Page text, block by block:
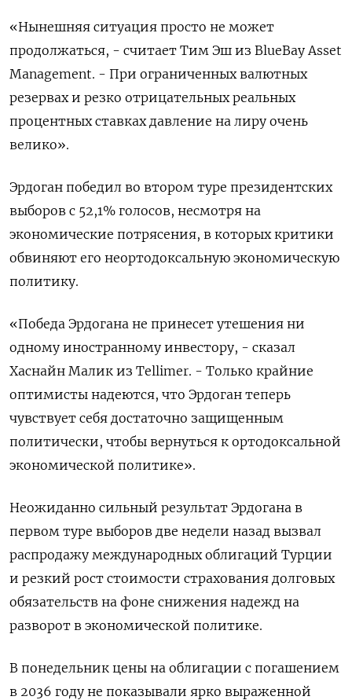
«Нынешняя ситуация просто не может
продолжаться, - считает Тим Эш из BlueBay Asset
Management. - При ограниченных валютных
резервах и резко отрицательных реальных
процентных ставках давление на лиру очень
велико».
Эрдоган победил во втором туре президентских
выборов с 52,1% голосов, несмотря на
экономические потрясения, в которых критики
обвиняют его неортодоксальную экономическую
политику.
«Победа Эрдогана не принесет утешения ни
одному иностранному инвестору, - сказал
Хаснайн Малик из Tellimer. - Только крайние
оптимисты надеются, что Эрдоган теперь
чувствует себя достаточно защищенным
политически, чтобы вернуться к ортодоксальной
экономической политике».
Неожиданно сильный результат Эрдогана в
первом туре выборов две недели назад вызвал
распродажу международных облигаций Турции
и резкий рост стоимости страхования долговых
обязательств на фоне снижения надежд на
разворот в экономической политике.
В понедельник цены на облигации с погашением
в 2036 году не показывали ярко выраженной